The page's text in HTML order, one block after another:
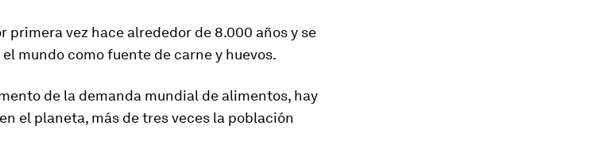
primera vez hace alrededor de 8.000 años y se
mundo como fuente de carne y huevos.
de la demanda mundial de alimentos, hay
el planeta, más de tres veces la población